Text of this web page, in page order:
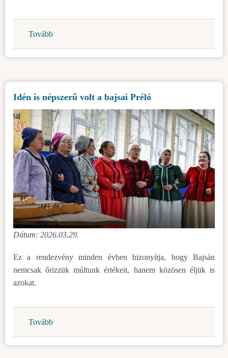
Tovább
nyílászárók
a
Általános
Iskolában)
Idén is népszerű volt a bajsai Préló
Dátum: 2026.03.29.
Ez a rendezvény minden évben bizonyítja, hogy Bajsán
nemcsak őrizzük múltunk értékeit, hanem közösen éljük is
azokat.
Tovább
is
népszerű